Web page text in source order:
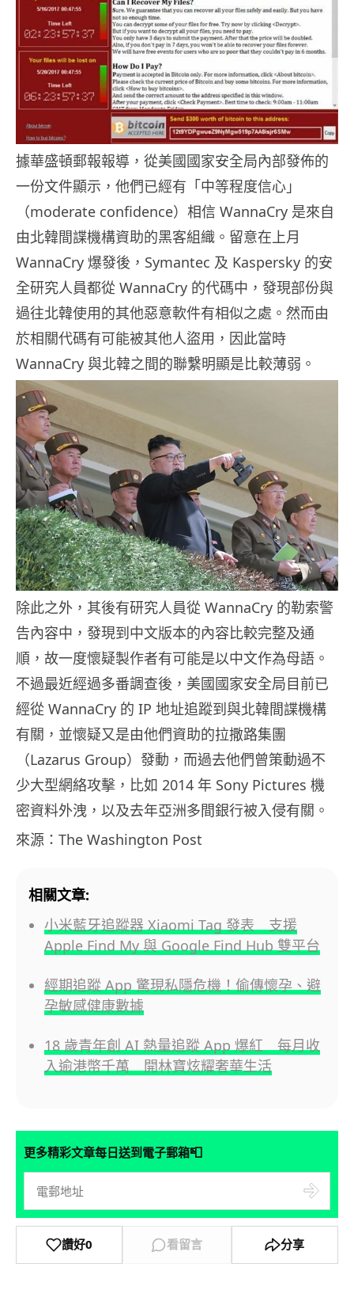
據華盛頓郵報報導，從美國國家安全局內部發佈的
一份文件顯示，他們已經有「中等程度信心」
（moderate confidence）相信 WannaCry 是來自
由北韓間諜機構資助的黑客組織。留意在上月
WannaCry 爆發後，Symantec 及 Kaspersky 的安
全研究人員都從 WannaCry 的代碼中，發現部份與
過往北韓使用的其他惡意軟件有相似之處。然而由
於相關代碼有可能被其他人盜用，因此當時
WannaCry 與北韓之間的聯繫明顯是比較薄弱。
除此之外，其後有研究人員從 WannaCry 的勒索警
告內容中，發現到中文版本的內容比較完整及通
順，故一度懷疑製作者有可能是以中文作為母語。
不過最近經過多番調查後，美國國家安全局目前已
經從 WannaCry 的 IP 地址追蹤到與北韓間諜機構
有關，並懷疑又是由他們資助的拉撒路集團
（Lazarus Group）發動，而過去他們曾策動過不
少大型網絡攻擊，比如 2014 年 Sony Pictures 機
密資料外洩，以及去年亞洲多間銀行被入侵有關。
來源：The Washington Post
相關文章:
小米藍牙追蹤器 Xiaomi Tag 發表 支援
Apple Find My 與 Google Find Hub 雙平台
經期追蹤 App 驚現私隱危機！偷傳懷孕、避
孕敏感健康數據
18 歲青年創 AI 熱量追蹤 App 爆紅 每月收
入逾港幣千萬 開林寶炫耀奢華生活
更多精彩文章每日送到電子郵箱📮
讚好0 看留言 分享